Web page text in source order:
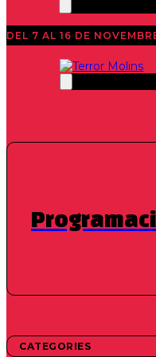
DEL 7 AL 16 DE
CATEGORIES
Jay Cheel,